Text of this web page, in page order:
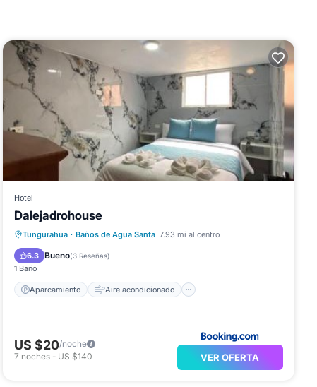
Hotel
Dalejadrohouse
Tungurahua · Baños de Agua Santa 7.93 mi al centro
6.3 Bueno(3 Reseñas)
1 Baño
Aparcamiento Aire acondicionado
Aparcamiento
Aire acondicionado
Internet
US $20/noche
7 noches- US $140 VER OFERTA